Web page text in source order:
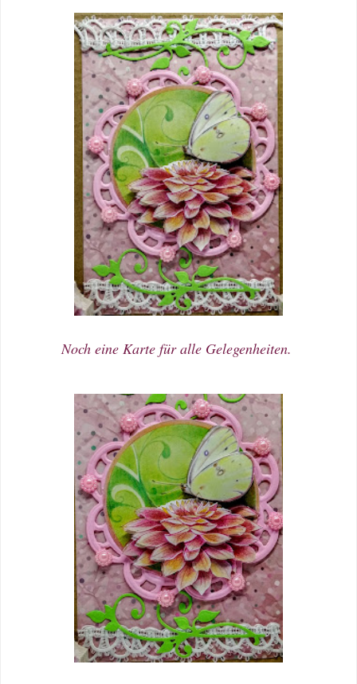
Noch eine Karte für alle Gelegenheiten.